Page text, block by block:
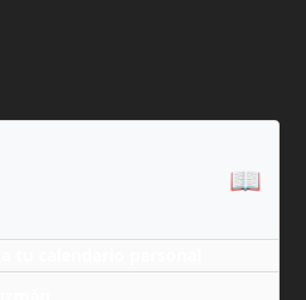
📖
tu calendario personal